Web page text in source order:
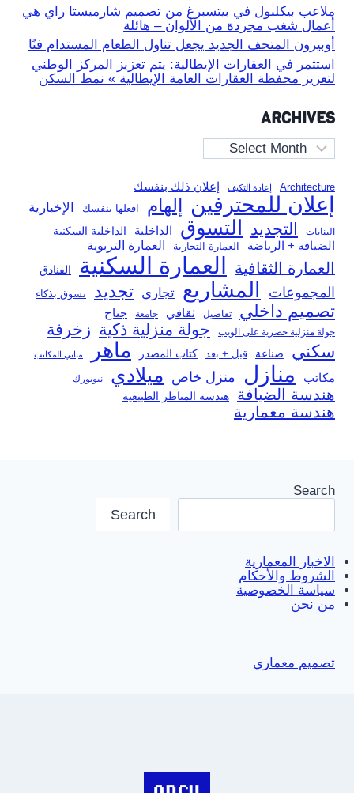
ملاعب بيكلبول في بيتسبرغ من تصميم شارميستا راي هي
أعمال شغب مجردة من الألوان – هائلة
أوبيرون المتحف الجديد يجعل تناول الطعام المستدام فنًا
استثمر في العقارات الإيطالية: يتم تعزيز المركز الوطني
لتعزيز محفظة العقارات العامة الإيطالية » نمط السكن
ARCHIVES
Archives
Architecture إعادة التكيف إعلان ذلك بنفسك
إعلان للمحترفين إلهام افعلها بنفسك الإخبارية
البنايات التجديد التسوق الداخلية الداخلية السكنية
الضيافة + الرياضة العمارة التجارية العمارة التربوية
العمارة الثقافية العمارة السكنية الفنادق
المجموعات المشاريع تجاري تجديد تسوق بذكاء
تصميم داخلي تفاصيل ثقافي جامعة جناح
جولة منزلية حصرية على الويب جولة منزلية ذكية زخرفة
سكني صناعة قبل + بعد كتاب المصدر ماهر مباني المكاتب
مكاتب منازل منزل خاص ميلادي نيويورك
هندسة الضيافة هندسة المناظر الطبيعية
هندسة معمارية
Search
Search
الاخبار المعمارية
الشروط والأحكام
سياسة الخصوصية
من نحن
تصميم معماري